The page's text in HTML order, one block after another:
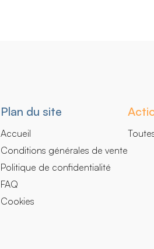
Navigation
secondaire
Plan du site
Accueil
Conditions générales de vente
Politique de confidentialité
FAQ
Cookies